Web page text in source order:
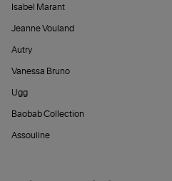
Isabel Marant
Jeanne Vouland
Autry
Vanessa Bruno
Ugg
Baobab Collection
Assouline